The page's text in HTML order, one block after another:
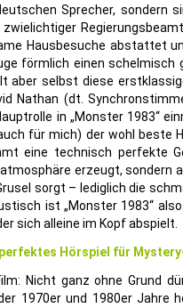
Sprecher, sondern
zwielichtiger
Hausbesuche abstattet
förmlich einen schelmisch
aber selbst diese
Nathan (dt.
in „Monster 1983“
für mich) der wohl beste
eine technisch perfekte
erzeugt, sondern
sorgt – lediglich die
ist „Monster 1983“
sich alleine im Kopf abspielt.
Hörspiel für
Nicht ganz ohne Grund
1970er und 1980er Jahre